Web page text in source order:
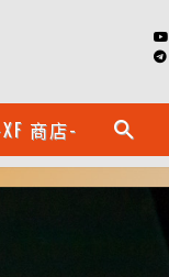
商店- search